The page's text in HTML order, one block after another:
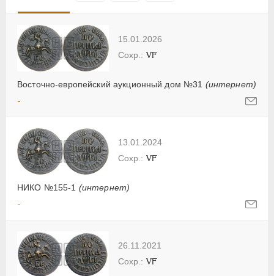
15.01.2026
Восточно-европейский аукционный дом №31 (интернет)
VF
-
13.01.2024
НИКО №155-1 (интернет)
VF
-
26.11.2021
VF